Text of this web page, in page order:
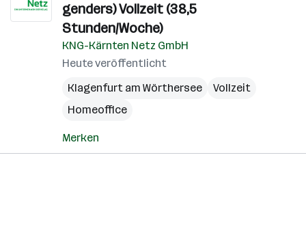
genders) Vollzeit (38,5
Stunden/Woche)
KNG-Kärnten Netz GmbH
Heute veröffentlicht
Klagenfurt am Wörthersee
Vollzeit
Homeoffice
Merken